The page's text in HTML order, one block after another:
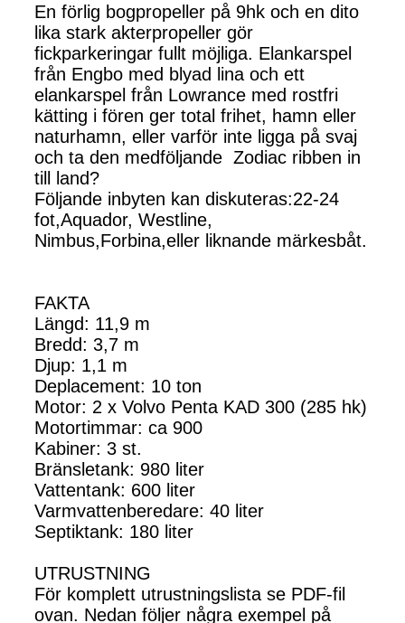
En förlig bogpropeller på 9hk och en dito
lika stark akterpropeller gör
fickparkeringar fullt möjliga. Elankarspel
från Engbo med blyad lina och ett
elankarspel från Lowrance med rostfri
kätting i fören ger total frihet, hamn eller
naturhamn, eller varför inte ligga på svaj
och ta den medföljande Zodiac ribben in
till land?
Följande inbyten kan diskuteras:22-24
fot,Aquador, Westline,
Nimbus,Forbina,eller liknande märkesbåt.
FAKTA
Längd: 11,9 m
Bredd: 3,7 m
Djup: 1,1 m
Deplacement: 10 ton
Motor: 2 x Volvo Penta KAD 300 (285 hk)
Motortimmar: ca 900
Kabiner: 3 st.
Bränsletank: 980 liter
Vattentank: 600 liter
Varmvattenberedare: 40 liter
Septiktank: 180 liter
UTRUSTNING
För komplett utrustningslista se PDF-fil
ovan. Nedan följer några exempel på